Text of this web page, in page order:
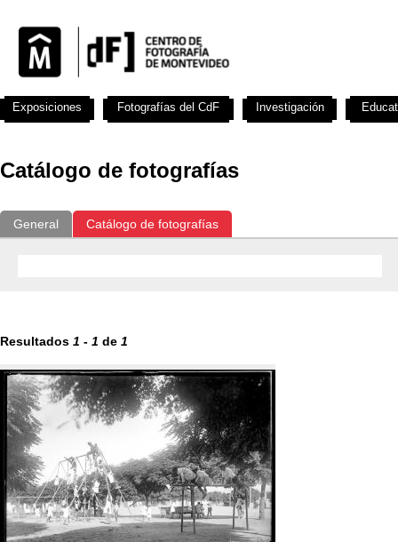
Catálogo de fotografías
General Catálogo de fotografías
Resultados 1 - 1 de 1
Exposiciones Fotografías del CdF Investigación